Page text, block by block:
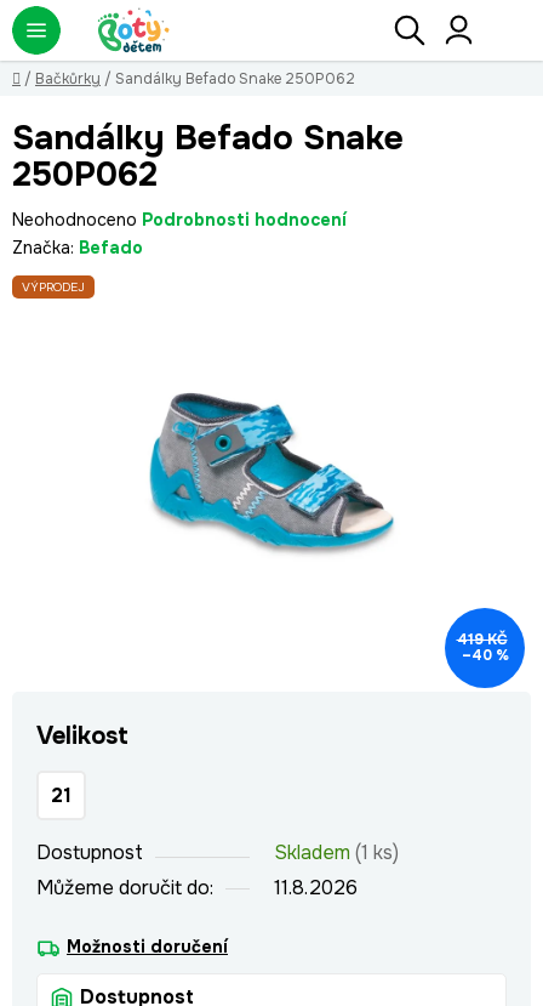
Přejít
na
obsah
Hledat
Domů
/ Bačkůrky / Sandálky Befado Snake 250P062
Velikost
21
Dostupnost Skladem (1 ks)
Můžeme doručit do:
11.8.2026
Možnosti doručení
Dostupnost
Sandálky Befado Snake
250P062
Průměrné
hodnocení
produktu
je
Neohodnoceno Podrobnosti hodnocení
Značka: Befado
VÝPRODEJ
419 KČ
–40 %